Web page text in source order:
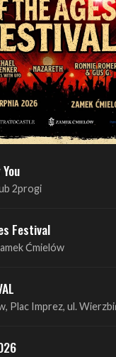
2progi
Festival
Ćmielów
Plac Imprez, ul.